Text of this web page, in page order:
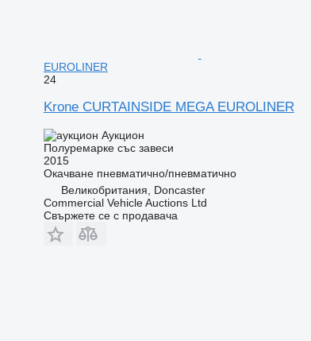
EUROLINER
24
Krone CURTAINSIDE MEGA EUROLINER
Аукцион
Полуремарке със завеси
2015
Окачване пневматично/пневматично
Великобритания, Doncaster
Commercial Vehicle Auctions Ltd
Свържете се с продавача